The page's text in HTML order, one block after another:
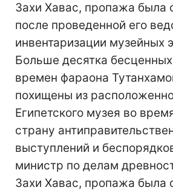
Захи Хавас, пропажа была
после проведенной его
инвентаризации музейных
Больше десятка бесценных
времен фараона
похищены из
Египетского музея во
страну
выступлений и
министр по делам
Захи Хавас, пропажа была